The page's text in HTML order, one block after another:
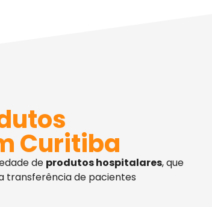
Curitiba
de produtos hospitalares, que
transferência de pacientes